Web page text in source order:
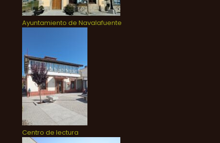
Ayuntamiento de Navalafuente
Centro de lectura